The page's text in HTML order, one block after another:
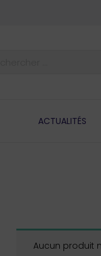
ACTUALITÉS
Aucun produit